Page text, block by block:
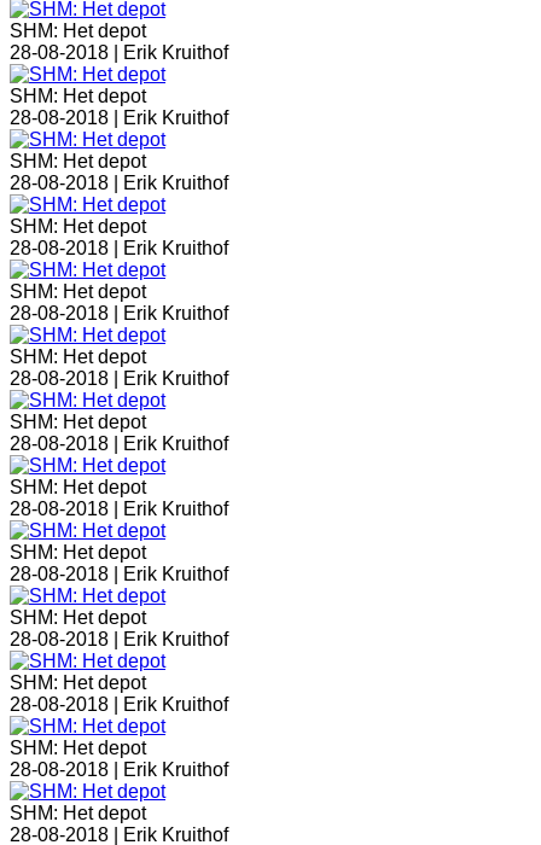
SHM: Het depot
28-08-2018 |
Erik Kruithof
SHM: Het depot
28-08-2018 |
Erik Kruithof
SHM: Het depot
28-08-2018 |
Erik Kruithof
SHM: Het depot
28-08-2018 |
Erik Kruithof
SHM: Het depot
28-08-2018 |
Erik Kruithof
SHM: Het depot
28-08-2018 |
Erik Kruithof
SHM: Het depot
28-08-2018 |
Erik Kruithof
SHM: Het depot
28-08-2018 |
Erik Kruithof
SHM: Het depot
28-08-2018 |
Erik Kruithof
SHM: Het depot
28-08-2018 |
Erik Kruithof
SHM: Het depot
28-08-2018 |
Erik Kruithof
SHM: Het depot
28-08-2018 |
Erik Kruithof
SHM: Het depot
28-08-2018 |
Erik Kruithof